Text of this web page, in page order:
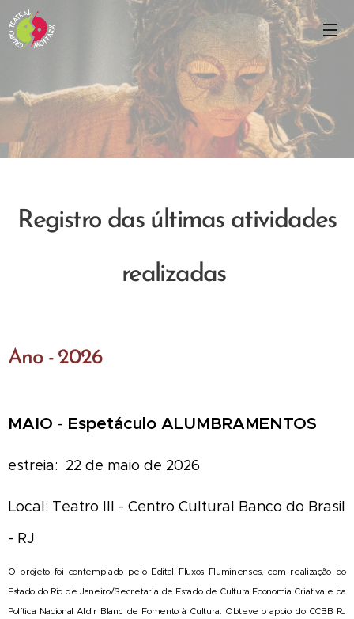
Registro das últimas atividades
realizadas
Ano - 2026
MAIO - Espetáculo ALUMBRAMENTOS
estreia: 22 de maio de 2026
Local: Teatro III - Centro Cultural Banco do Brasil
- RJ
O projeto foi contemplado pelo Edital Fluxos Fluminenses, com realização do
Estado do Rio de Janeiro/Secretaria de Estado de Cultura Economia Criativa e da
Política Nacional Aldir Blanc de Fomento à Cultura. Obteve o apoio do CCBB RJ